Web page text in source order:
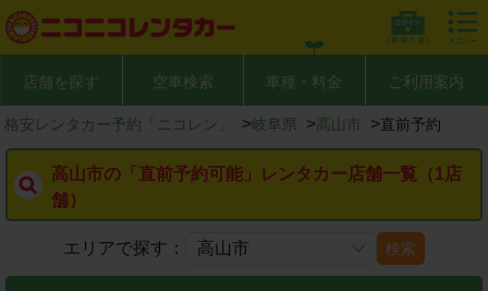
店舗を探す 空車検索 車種・料金 ご利用案内
格安レンタカー予約「ニコレン」 >岐阜県 >高山市 >直前予約
高山市の「直前予約可能」レンタカー店舗一覧（1店
舗）
エリアで探す： 検索